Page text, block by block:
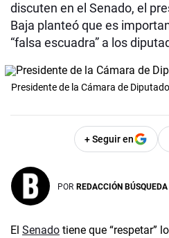
discuten en el Senado, el
Baja planteó que es
“falsa escuadra” a los
Presidente de la Cámara de
+ Seguir en
POR REDACCIÓN BÚSQUEDA
El Senado tiene que “respetar”